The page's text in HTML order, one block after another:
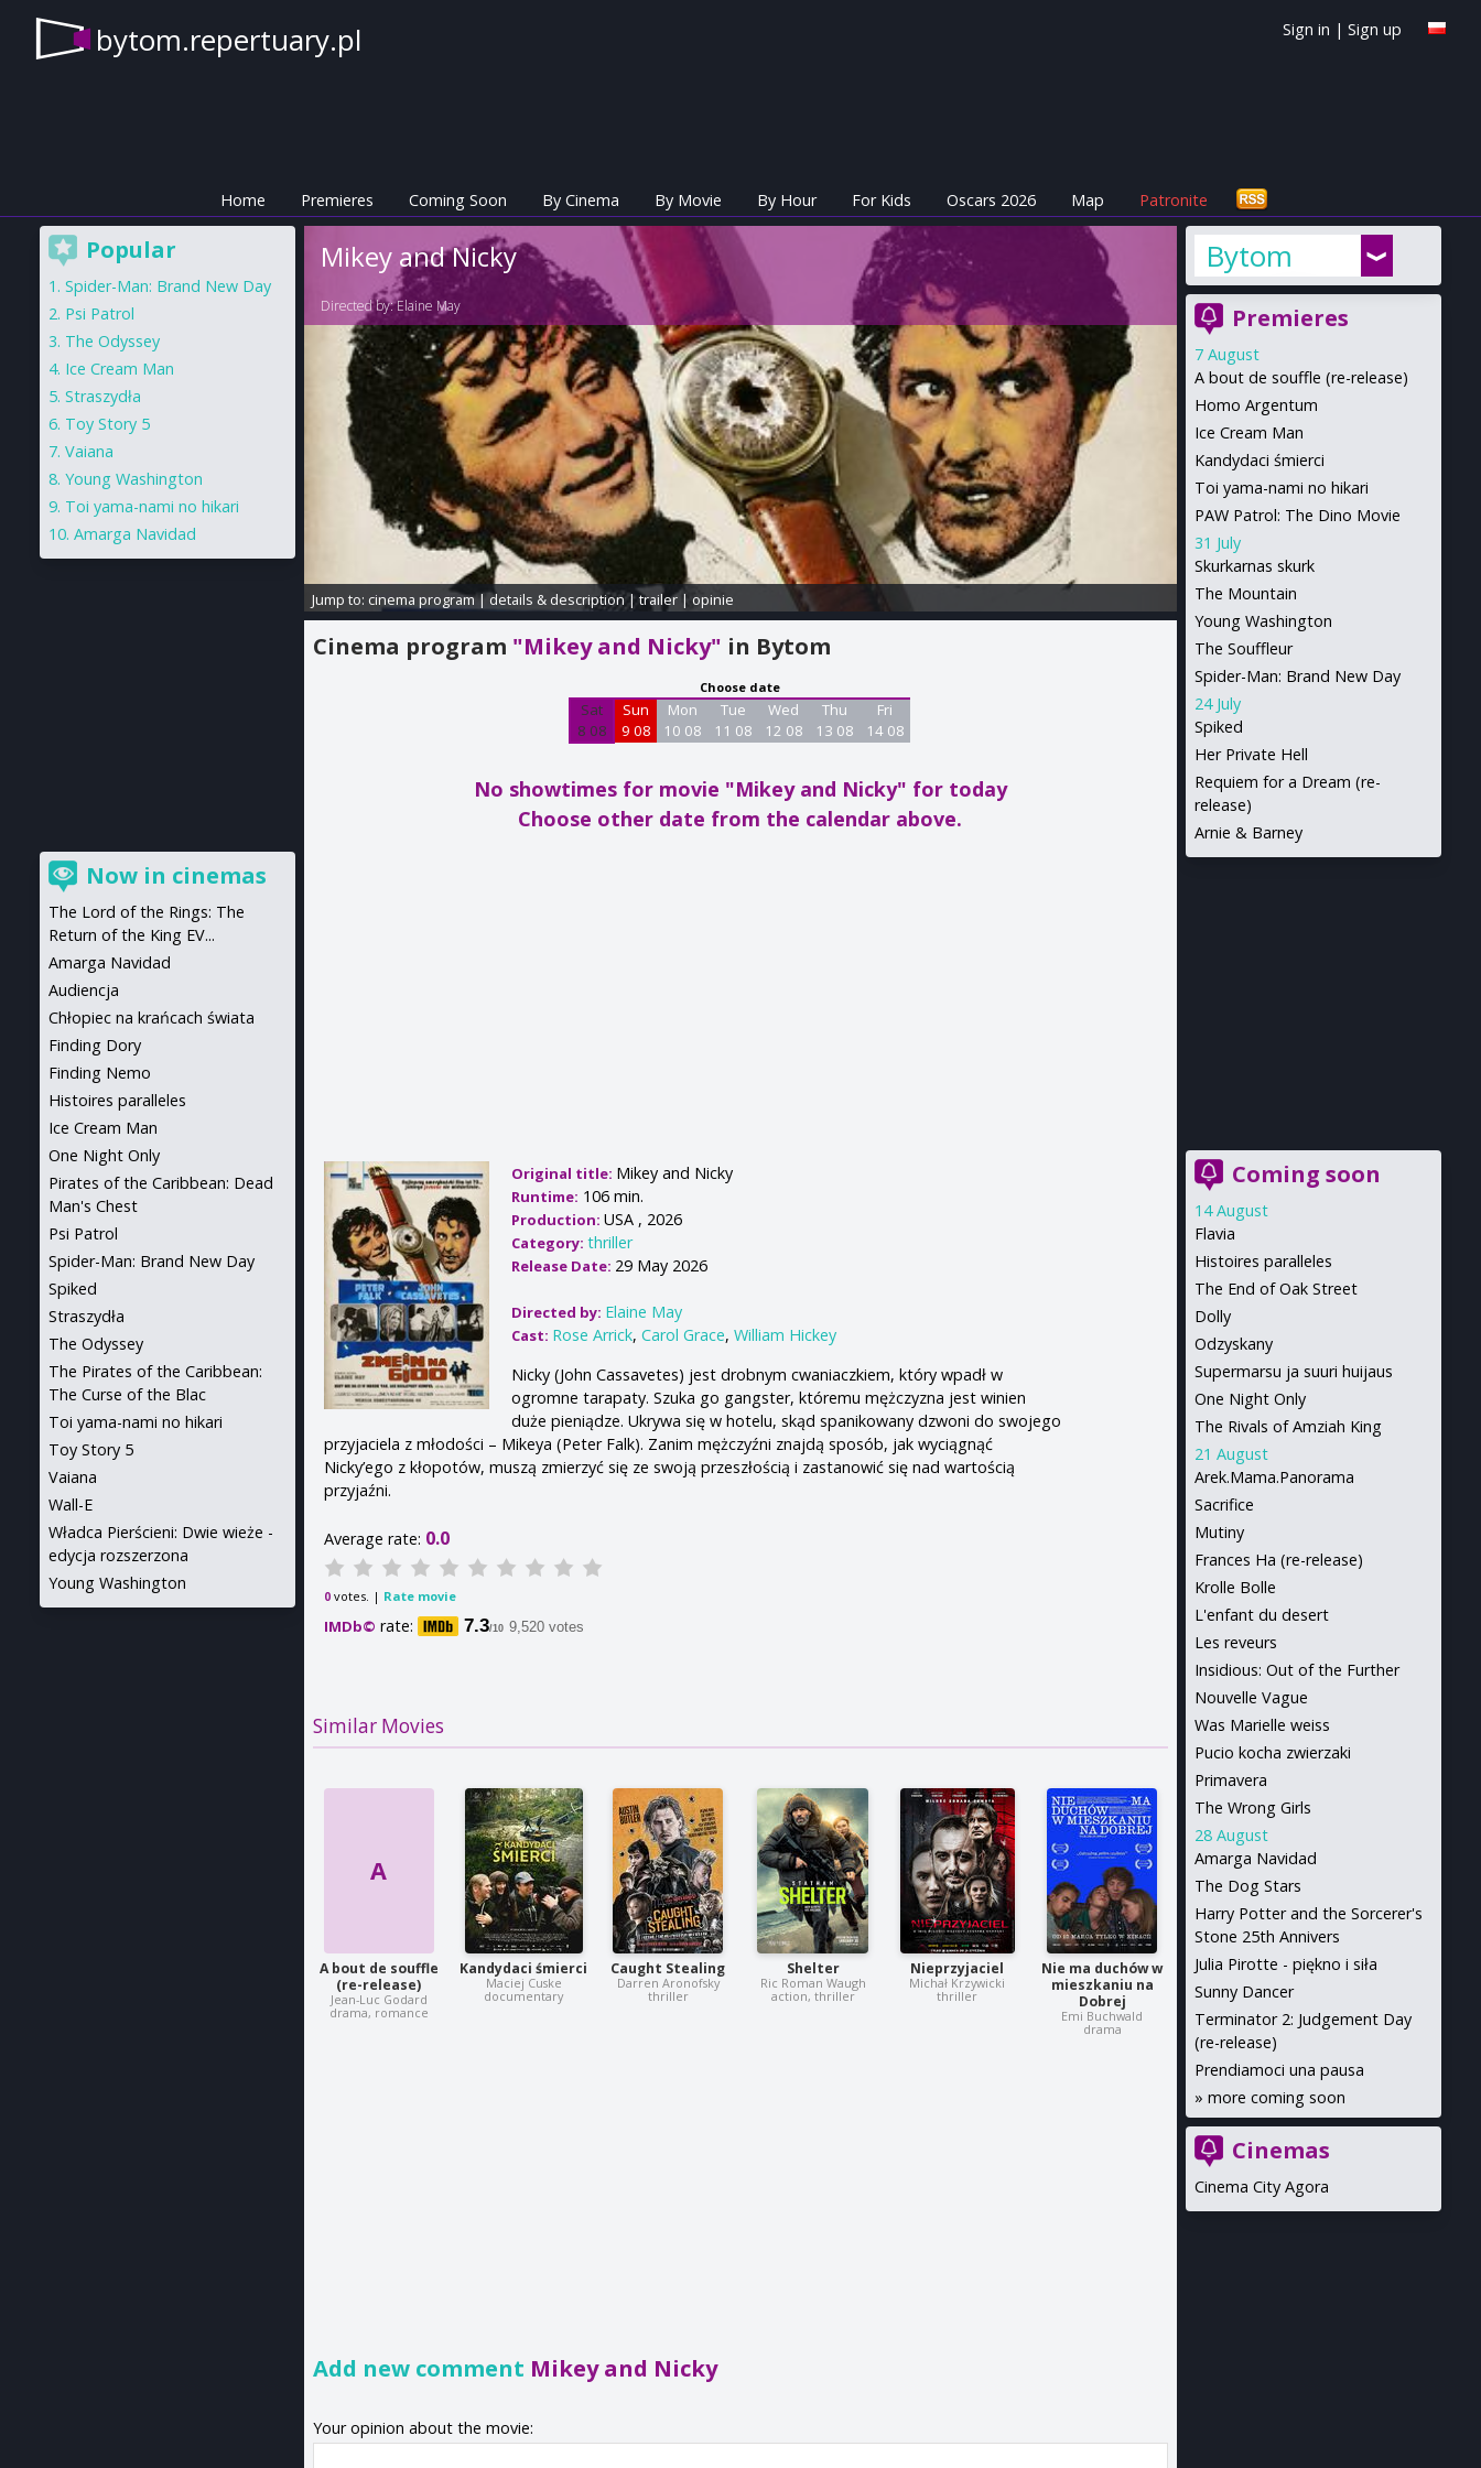
bytom.repertuary.pl Sign in | Sign up
Home Premieres Coming Soon By Cinema By Movie By Hour For Kids Oscars 2026 Map Patronite
Mikey and Nicky
Directed by:Elaine May
Jump to: cinema program|details & description| trailer| opinie
Cinema program "Mikey and Nicky" in Bytom
Choose date
Sat
8 08
Sun
9 08
Mon
10 08
Tue
11 08
Wed
12 08
Thu
13 08
Fri
14 08
No showtimes for movie "Mikey and Nicky" for today
Choose other date from the calendar above.
Original title: Mikey and Nicky
Runtime: 106 min.
Production:USA , 2026
Category:thriller
Release Date: 29 May 2026
Directed by: Elaine May
Cast: Rose Arrick,Carol Grace,William Hickey
Nicky (John Cassavetes) jest drobnym cwaniaczkiem, który wpadł w
ogromne tarapaty. Szuka go gangster, któremu mężczyzna jest winien
duże pieniądze. Ukrywa się w hotelu, skąd spanikowany dzwoni do swojego
przyjaciela z młodości – Mikeya (Peter Falk). Zanim mężczyźni znajdą sposób, jak wyciągnąć
Nicky’ego z kłopotów, muszą zmierzyć się ze swoją przeszłością i zastanowić się nad wartością
przyjaźni.
Average rate: 0.0
0votes. | Rate movie
IMDb© rate: 7.3/10 9,520 votes
Similar Movies
A
A bout de souffle
(re-release)
Jean-Luc Godard
drama, romance
Kandydaci śmierci
Maciej Cuske
documentary
Caught Stealing
Darren Aronofsky
thriller
Shelter
Ric Roman Waugh
action, thriller
Nieprzyjaciel
Michał Krzywicki
thriller
Nie ma duchów w
mieszkaniu na
Dobrej
Emi Buchwald
drama
Add new comment Mikey and Nicky
Your opinion about the movie:
Bytom
Premieres
7 August
A bout de souffle (re-release)
Homo Argentum
Ice Cream Man
Kandydaci śmierci
Toi yama-nami no hikari
PAW Patrol: The Dino Movie
31 July
Skurkarnas skurk
The Mountain
Young Washington
The Souffleur
Spider-Man: Brand New Day
24 July
Spiked
Her Private Hell
Requiem for a Dream (re-
release)
Arnie & Barney
Coming soon
14 August
Flavia
Histoires paralleles
The End of Oak Street
Dolly
Odzyskany
Supermarsu ja suuri huijaus
One Night Only
The Rivals of Amziah King
21 August
Arek.Mama.Panorama
Sacrifice
Mutiny
Frances Ha (re-release)
Krolle Bolle
L'enfant du desert
Les reveurs
Insidious: Out of the Further
Nouvelle Vague
Was Marielle weiss
Pucio kocha zwierzaki
Primavera
The Wrong Girls
28 August
Amarga Navidad
The Dog Stars
Harry Potter and the Sorcerer's
Stone 25th Annivers
Julia Pirotte - piękno i siła
Sunny Dancer
Terminator 2: Judgement Day
(re-release)
Prendiamoci una pausa
» more coming soon
Cinemas
Cinema City Agora
Popular
Spider-Man: Brand New Day
Psi Patrol
The Odyssey
Ice Cream Man
Straszydła
Toy Story 5
Vaiana
Young Washington
Toi yama-nami no hikari
Amarga Navidad
Now in cinemas
The Lord of the Rings: The
Return of the King EV...
Amarga Navidad
Audiencja
Chłopiec na krańcach świata
Finding Dory
Finding Nemo
Histoires paralleles
Ice Cream Man
One Night Only
Pirates of the Caribbean: Dead
Man's Chest
Psi Patrol
Spider-Man: Brand New Day
Spiked
Straszydła
The Odyssey
The Pirates of the Caribbean:
The Curse of the Blac
Toi yama-nami no hikari
Toy Story 5
Vaiana
Wall-E
Władca Pierścieni: Dwie wieże -
edycja rozszerzona
Young Washington